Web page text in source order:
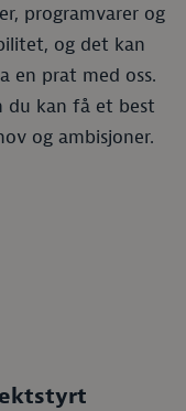
programvarer og
og det kan
en prat med oss.
du kan få et best
og ambisjoner.